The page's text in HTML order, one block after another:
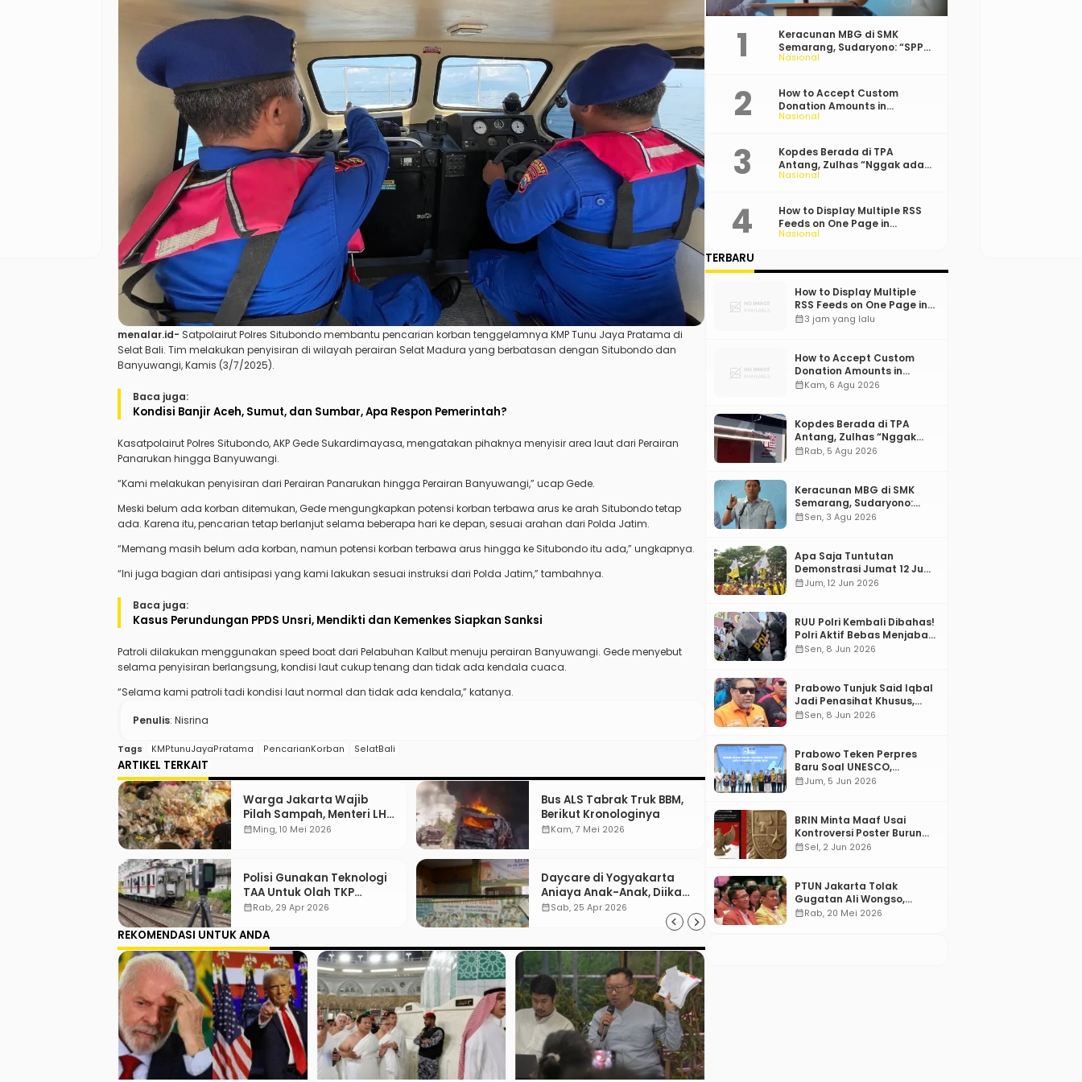
menalar.id- Satpolairut Polres Situbondo membantu pencarian korban tenggelamnya KMP Tunu Jaya Pratama di
Selat Bali. Tim melakukan penyisiran di wilayah perairan Selat Madura yang berbatasan dengan Situbondo dan
Banyuwangi, Kamis (3/7/2025).
Baca juga:
Kondisi Banjir Aceh, Sumut, dan Sumbar, Apa Respon Pemerintah?
Kasatpolairut Polres Situbondo, AKP Gede Sukardimayasa, mengatakan pihaknya menyisir area laut dari Perairan
Panarukan hingga Banyuwangi.
“Kami melakukan penyisiran dari Perairan Panarukan hingga Perairan Banyuwangi,” ucap Gede.
Meski belum ada korban ditemukan, Gede mengungkapkan potensi korban terbawa arus ke arah Situbondo tetap
ada. Karena itu, pencarian tetap berlanjut selama beberapa hari ke depan, sesuai arahan dari Polda Jatim.
“Memang masih belum ada korban, namun potensi korban terbawa arus hingga ke Situbondo itu ada,” ungkapnya.
“Ini juga bagian dari antisipasi yang kami lakukan sesuai instruksi dari Polda Jatim,” tambahnya.
Baca juga:
Kasus Perundungan PPDS Unsri, Mendikti dan Kemenkes Siapkan Sanksi
Patroli dilakukan menggunakan speed boat dari Pelabuhan Kalbut menuju perairan Banyuwangi. Gede menyebut
selama penyisiran berlangsung, kondisi laut cukup tenang dan tidak ada kendala cuaca.
“Selama kami patroli tadi kondisi laut normal dan tidak ada kendala,” katanya.
Penulis: Nisrina
Tags KMPtunuJayaPratama PencarianKorban SelatBali
ARTIKEL TERKAIT
Warga Jakarta Wajib
Pilah Sampah, Menteri LH:
“Jadi Contoh Nih”
calendar_monthMing, 10 Mei 2026
Bus ALS Tabrak Truk BBM,
Berikut Kronologinya
calendar_monthKam, 7 Mei 2026
Polisi Gunakan Teknologi
TAA Untuk Olah TKP
Tabrakan Kereta Bekasi
calendar_monthRab, 29 Apr 2026
Daycare di Yogyakarta
Aniaya Anak-Anak, Diikat
Hingga Lebam
calendar_monthSab, 25 Apr 2026
REKOMENDASI UNTUK ANDA
Nasional
Keracunan MBG di SMK
Semarang, Sudaryono: “SPPG
Harus Bertanggung Jawab!”
Nasional
How to Accept Custom
Donation Amounts in
WordPress with Stripe
Nasional
Kopdes Berada di TPA
Antang, Zulhas “Nggak ada
Lahan!”
Nasional
How to Display Multiple RSS
Feeds on One Page in
WordPress
TERBARU
How to Display Multiple
RSS Feeds on One Page in
WordPress
calendar_month3 jam yang lalu
How to Accept Custom
Donation Amounts in
WordPress with Stripe
calendar_monthKam, 6 Agu 2026
Kopdes Berada di TPA
Antang, Zulhas “Nggak
ada Lahan!”
calendar_monthRab, 5 Agu 2026
Keracunan MBG di SMK
Semarang, Sudaryono:
“SPPG Harus Bertanggung
calendar_monthSen, 3 Agu 2026
Apa Saja Tuntutan
Demonstrasi Jumat 12 Juni
2026?
calendar_monthJum, 12 Jun 2026
RUU Polri Kembali Dibahas!
Polri Aktif Bebas Menjabat
Di Manapun
calendar_monthSen, 8 Jun 2026
Prabowo Tunjuk Said Iqbal
Jadi Penasihat Khusus,
Mengapa?
calendar_monthSen, 8 Jun 2026
Prabowo Teken Perpres
Baru Soal UNESCO,
Tentang Apa?
calendar_monthJum, 5 Jun 2026
BRIN Minta Maaf Usai
Kontroversi Poster Burung
Garuda
calendar_monthSel, 2 Jun 2026
PTUN Jakarta Tolak
Gugatan Ali Wongso,
Misbakhun: Ini hadiah
calendar_monthRab, 20 Mei 2026